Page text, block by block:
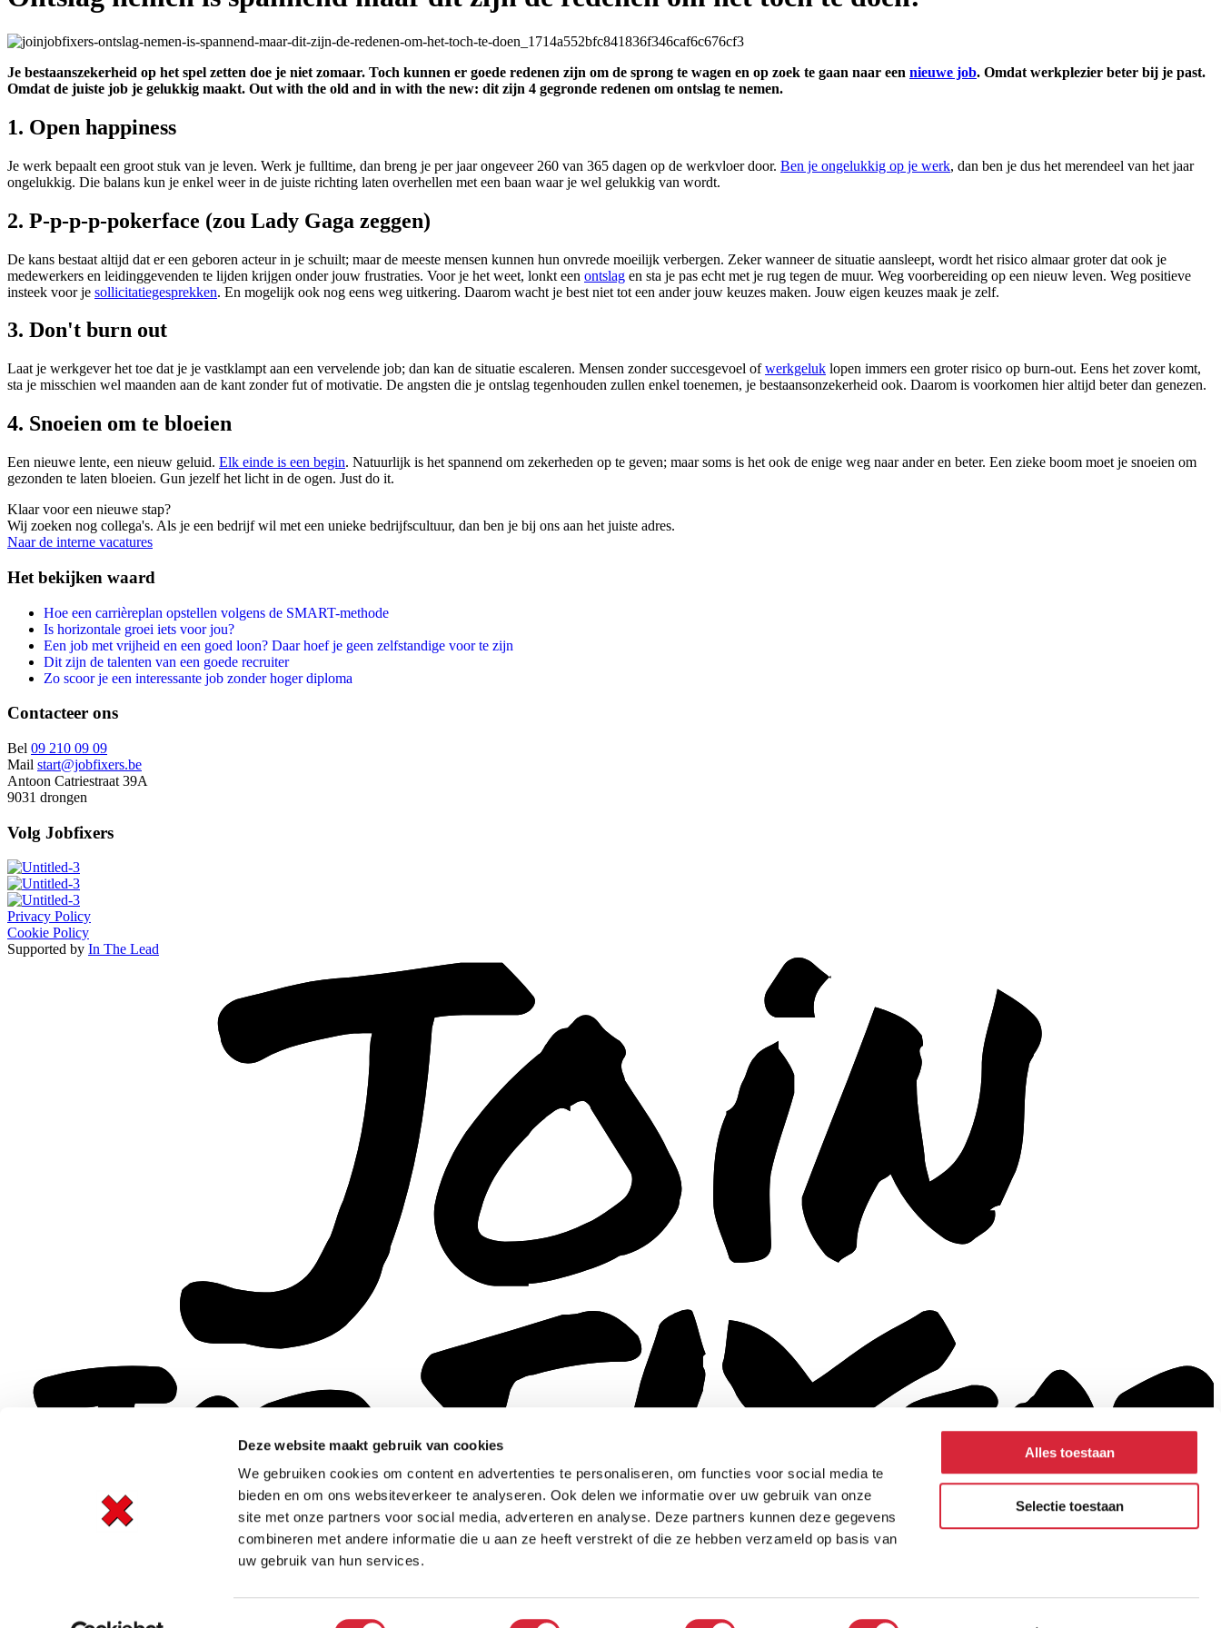
Deze website maakt gebruik van cookies
We gebruiken cookies om content en advertenties te personaliseren, om functies voor social media te
bieden en om ons websiteverkeer te analyseren. Ook delen we informatie over uw gebruik van onze
site met onze partners voor social media, adverteren en analyse. Deze partners kunnen deze gegevens
combineren met andere informatie die u aan ze heeft verstrekt of die ze hebben verzameld op basis van
uw gebruik van hun services.
Toestemmingsselectie
Alles toestaan
Selectie toestaan
Je bestaanszekerheid op het spel zetten doe je niet zomaar. Toch kunnen er goede redenen zijn om de sprong te wagen en op zoek te gaan naar een nieuwe job. Omdat werkplezier beter bij je past.
Omdat de juiste job je gelukkig maakt. Out with the old and in with the new: dit zijn 4 gegronde redenen om ontslag te nemen.
1. Open happiness
Je werk bepaalt een groot stuk van je leven. Werk je fulltime, dan breng je per jaar ongeveer 260 van 365 dagen op de werkvloer door. Ben je ongelukkig op je werk, dan ben je dus het merendeel van het jaar
ongelukkig. Die balans kun je enkel weer in de juiste richting laten overhellen met een baan waar je wel gelukkig van wordt.
2. P-p-p-p-pokerface (zou Lady Gaga zeggen)
De kans bestaat altijd dat er een geboren acteur in je schuilt; maar de meeste mensen kunnen hun onvrede moeilijk verbergen. Zeker wanneer de situatie aansleept, wordt het risico almaar groter dat ook je
medewerkers en leidinggevenden te lijden krijgen onder jouw frustraties. Voor je het weet, lonkt een ontslag en sta je pas echt met je rug tegen de muur. Weg voorbereiding op een nieuw leven. Weg positieve
insteek voor je sollicitatiegesprekken. En mogelijk ook nog eens weg uitkering. Daarom wacht je best niet tot een ander jouw keuzes maken. Jouw eigen keuzes maak je zelf.
3. Don't burn out
Laat je werkgever het toe dat je je vastklampt aan een vervelende job; dan kan de situatie escaleren. Mensen zonder succesgevoel ofwerkgeluk lopen immers een groter risico op burn-out. Eens het zover komt,
sta je misschien wel maanden aan de kant zonder fut of motivatie. De angsten die je ontslag tegenhouden zullen enkel toenemen, je bestaansonzekerheid ook. Daarom is voorkomen hier altijd beter dan genezen.
4. Snoeien om te bloeien
Een nieuwe lente, een nieuw geluid. Elk einde is een begin. Natuurlijk is het spannend om zekerheden op te geven; maar soms is het ook de enige weg naar ander en beter. Een zieke boom moet je snoeien om
gezonden te laten bloeien. Gun jezelf het licht in de ogen. Just do it.
Klaar voor een nieuwe stap?
Wij zoeken nog collega's. Als je een bedrijf wil met een unieke bedrijfscultuur, dan ben je bij ons aan het juiste adres.
Naar de interne vacatures
Het bekijken waard
Hoe een carrièreplan opstellen volgens de SMART-methode
Is horizontale groei iets voor jou?
Een job met vrijheid en een goed loon? Daar hoef je geen zelfstandige voor te zijn
Dit zijn de talenten van een goede recruiter
Zo scoor je een interessante job zonder hoger diploma
Contacteer ons
Bel 09 210 09 09
Mail start@jobfixers.be
Antoon Catriestraat 39A
9031 drongen
Volg Jobfixers
Privacy Policy
Cookie Policy
Supported by In The Lead